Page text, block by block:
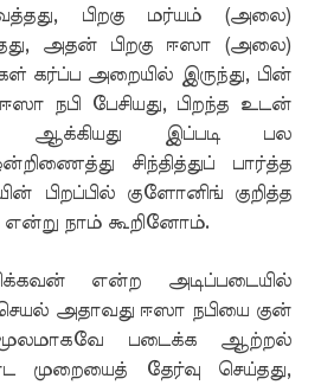
பிறகு மர்யம் (அலை)
அதன் பிறகு ஈஸா (அலை)
கர்ப்ப அறையில் இருந்து, பின்
ஈஸா நபி பேசியது, பிறந்த உடன்
ஆக்கியது இப்படி பல
சிந்தித்துப் பார்த்த
பிறப்பில் குளோனிங் குறித்த
நாம் கூறினோம்.
என்ற அடிப்படையில்
அதாவது ஈஸா நபியை குன்
படைக்க ஆற்றல்
முறையைத் தேர்வு செய்தது,